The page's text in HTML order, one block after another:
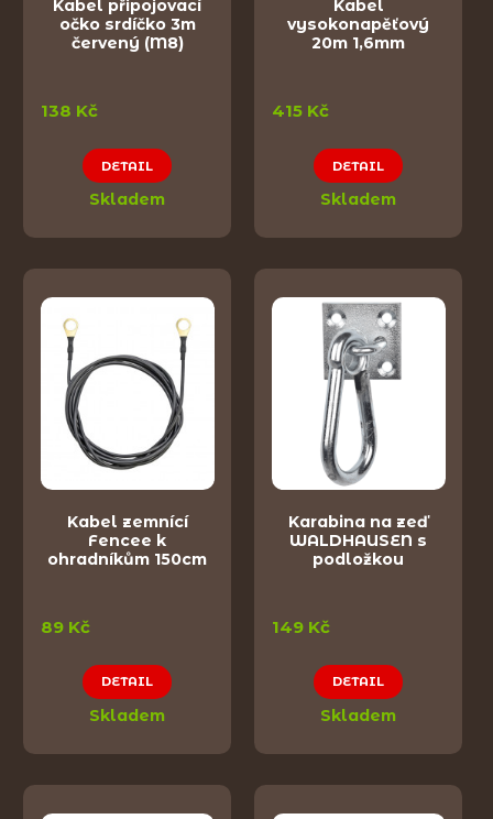
Kabel připojovací
očko srdíčko 3m
červený (M8)
138 Kč
DETAIL
Skladem
Kabel
vysokonapěťový
20m 1,6mm
415 Kč
DETAIL
Skladem
Kabel zemnící
Fencee k
ohradníkům 150cm
89 Kč
DETAIL
Skladem
Karabina na zeď
WALDHAUSEN s
podložkou
149 Kč
DETAIL
Skladem